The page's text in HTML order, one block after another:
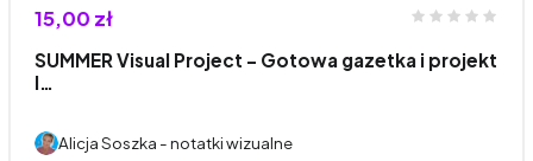
15,00 zł
SUMMER Visual Project – Gotowa gazetka i projekt
l…
Alicja Soszka - notatki wizualne